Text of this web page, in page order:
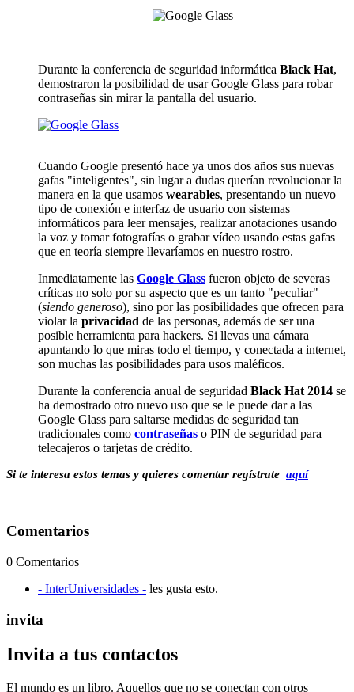
Durante la conferencia de seguridad informática Black Hat,
demostraron la posibilidad de usar Google Glass para robar
contraseñas sin mirar la pantalla del usuario.
Cuando Google presentó hace ya unos dos años sus nuevas
gafas "inteligentes", sin lugar a dudas querían revolucionar la
manera en la que usamos wearables, presentando un nuevo
tipo de conexión e interfaz de usuario con sistemas
informáticos para leer mensajes, realizar anotaciones usando
la voz y tomar fotografías o grabar vídeo usando estas gafas
que en teoría siempre llevaríamos en nuestro rostro.
Inmediatamente las Google Glass fueron objeto de severas
críticas no solo por su aspecto que es un tanto "peculiar"
(siendo generoso), sino por las posibilidades que ofrecen para
violar la privacidad de las personas, además de ser una
posible herramienta para hackers. Si llevas una cámara
apuntando lo que miras todo el tiempo, y conectada a internet,
son muchas las posibilidades para usos maléficos.
Durante la conferencia anual de seguridad Black Hat 2014 se
ha demostrado otro nuevo uso que se le puede dar a las
Google Glass para saltarse medidas de seguridad tan
tradicionales como contraseñas o PIN de seguridad para
telecajeros o tarjetas de crédito.
Si te interesa estos temas y quieres comentar regístrate aquí
Comentarios
0 Comentarios
- InterUniversidades - les gusta esto.
invita
Invita a tus contactos
El mundo es un libro. Aquellos que no se conectan con otros